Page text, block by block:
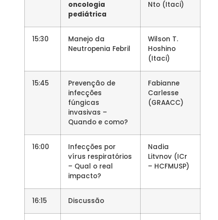
oncologia
pediátrica
Nto (Itaci)
15:30
Manejo da
Neutropenia Febril
Wilson T.
Hoshino
(Itaci)
15:45
Prevenção de
infecções
fúngicas
invasivas –
Quando e como?
Fabianne
Carlesse
(GRAACC)
16:00
Infecções por
vírus respiratórios
– Qual o real
impacto?
Nadia
Litvnov (ICr
– HCFMUSP)
16:15 Discussão